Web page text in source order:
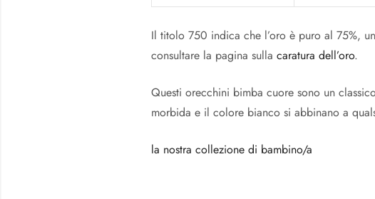
Il titolo 750 indica che l’oro è puro al 75%,
consultare la pagina sullacaratura dell’oro.
Questi orecchini bimba cuore sono un
morbida e il colore bianco si abbinano a
la nostra collezione di bambino/a